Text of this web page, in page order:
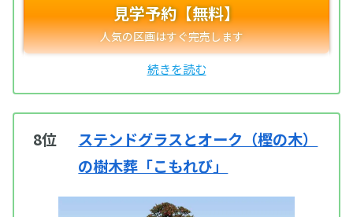
見学予約【無料】
8位
ステンドグラスとオーク（樫の木）
の樹木葬「こもれび」